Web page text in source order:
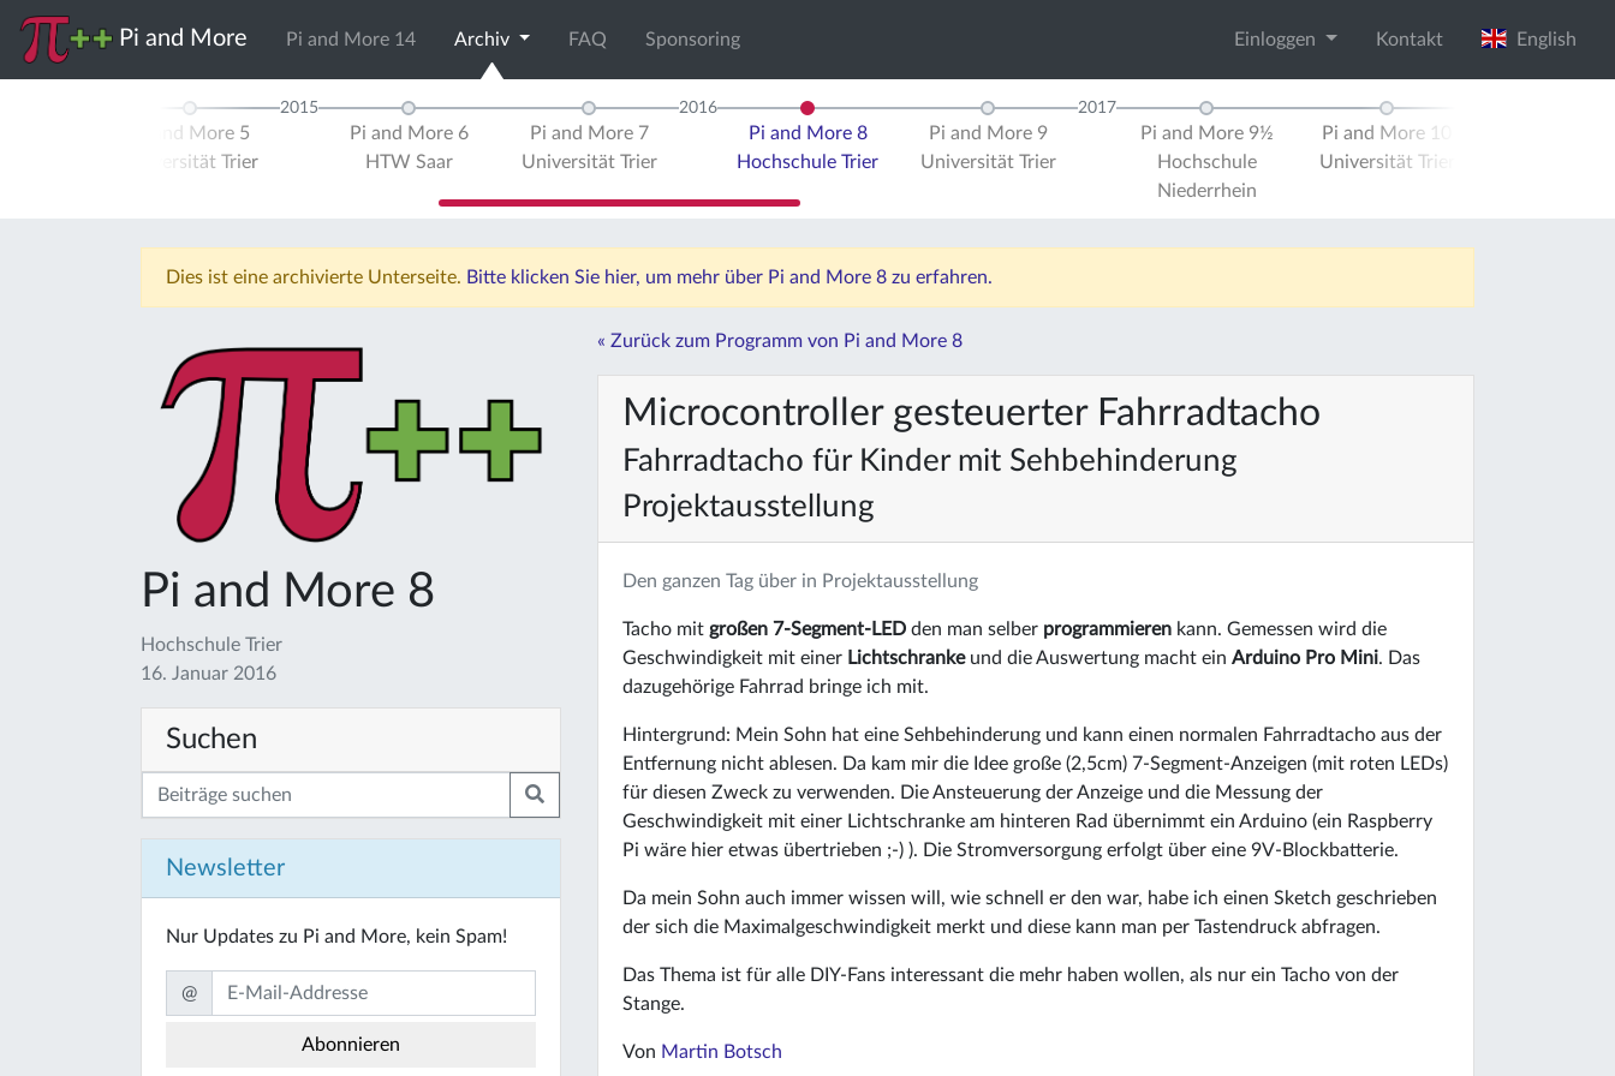
Pi and More Pi and More 14 Archiv FAQ Sponsoring Einloggen Kontakt English
Pi and More 5
Universität Trier
2015
Pi and More 6
HTW Saar
Pi and More 7
Universität Trier
2016
Pi and More 8
Hochschule Trier
Pi and More 9
Universität Trier
2017
Pi and More 9½
Hochschule
Niederrhein
Pi and More 10
Universität Trier
Dies ist eine archivierte Unterseite. Bitte klicken Sie hier, um mehr über Pi and More 8 zu erfahren.
Pi and More 8
Hochschule Trier
16. Januar 2016
Suchen
Newsletter
Nur Updates zu Pi and More, kein Spam!
@
« Zurück zum Programm von Pi and More 8
Microcontroller gesteuerter Fahrradtacho
Fahrradtacho für Kinder mit Sehbehinderung
Projektausstellung
Den ganzen Tag über in Projektausstellung
Tacho mit großen 7-Segment-LED den man selber programmieren kann. Gemessen wird die
Geschwindigkeit mit einer Lichtschrankeund die Auswertung macht ein Arduino Pro Mini. Das
dazugehörige Fahrrad bringe ich mit.
Hintergrund: Mein Sohn hat eine Sehbehinderung und kann einen normalen Fahrradtacho aus der
Entfernung nicht ablesen. Da kam mir die Idee große (2,5cm) 7-Segment-Anzeigen (mit roten LEDs)
für diesen Zweck zu verwenden. Die Ansteuerung der Anzeige und die Messung der
Geschwindigkeit mit einer Lichtschranke am hinteren Rad übernimmt ein Arduino (ein Raspberry
Pi wäre hier etwas übertrieben ;-) ). Die Stromversorgung erfolgt über eine 9V-Blockbatterie.
Da mein Sohn auch immer wissen will, wie schnell er den war, habe ich einen Sketch geschrieben
der sich die Maximalgeschwindigkeit merkt und diese kann man per Tastendruck abfragen.
Das Thema ist für alle DIY-Fans interessant die mehr haben wollen, als nur ein Tacho von der
Stange.
Von Martin Botsch